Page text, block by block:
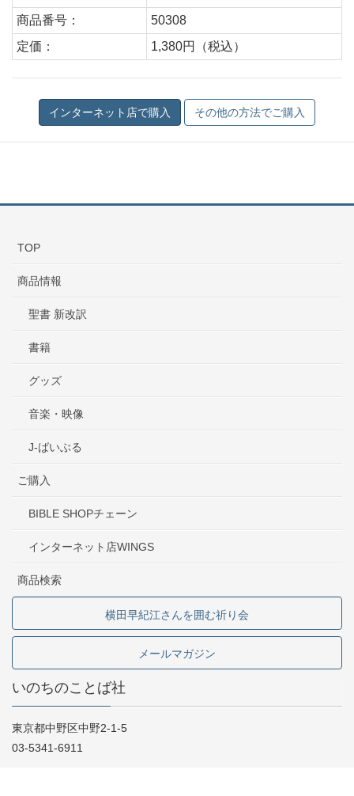
商品番号：
50308
定価：
1,380円（税込）
TOP
商品情報
聖書 新改訳
書籍
グッズ
音楽・映像
J-ばいぶる
ご購入
BIBLE SHOPチェーン
インターネット店WINGS
商品検索
横田早紀江さんを囲む祈り会
メールマガジン
いのちのことば社
東京都中野区中野2-1-5
03-5341-6911